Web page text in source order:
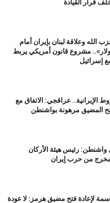
قرار القيادة
وعلاقة لبنان بإيران أمام
مليون دولار».. مشروع قانون أمريكي يربط
إسرائيل
الإيرانية.. عراقجي: الاتفاق مع
المضيق مرهونة بواشنطن
رئيس هيئة الأركان
من حرب إيران
لإعادة فتح مضيق هرمز: لا عودة